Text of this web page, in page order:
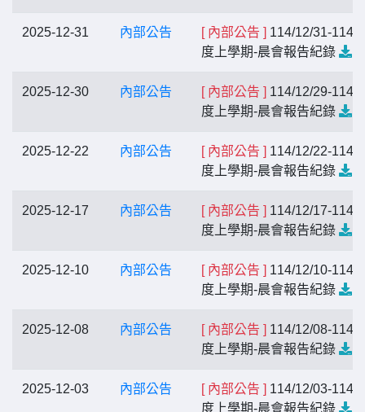
2025-12-31 內部公告 [ 內部公告 ] 114/12/31-114
度上學期-晨會報告紀錄
2025-12-30 內部公告 [ 內部公告 ] 114/12/29-114
度上學期-晨會報告紀錄
2025-12-22 內部公告 [ 內部公告 ] 114/12/22-114
度上學期-晨會報告紀錄
2025-12-17 內部公告 [ 內部公告 ] 114/12/17-114
度上學期-晨會報告紀錄
2025-12-10 內部公告 [ 內部公告 ] 114/12/10-114
度上學期-晨會報告紀錄
2025-12-08 內部公告 [ 內部公告 ] 114/12/08-114
度上學期-晨會報告紀錄
2025-12-03 內部公告 [ 內部公告 ] 114/12/03-114
度上學期-晨會報告紀錄